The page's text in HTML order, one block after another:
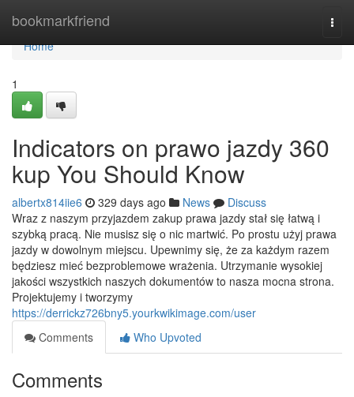
bookmarkfriend
Home
Home
1
Indicators on prawo jazdy 360
kup You Should Know
albertx814iie6 329 days ago News
Discuss
Wraz z naszym przyjazdem zakup prawa jazdy stał się łatwą i
szybką pracą. Nie musisz się o nic martwić. Po prostu użyj prawa
jazdy w dowolnym miejscu. Upewnimy się, że za każdym razem
będziesz mieć bezproblemowe wrażenia. Utrzymanie wysokiej
jakości wszystkich naszych dokumentów to nasza mocna strona.
Projektujemy i tworzymy
https://derrickz726bny5.yourkwikimage.com/user
Comments
Who Upvoted
Comments